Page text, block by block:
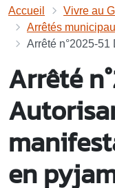
Accueil Vivre au
Arrêtés
Arrêté n°2025-51
Arrêté
en